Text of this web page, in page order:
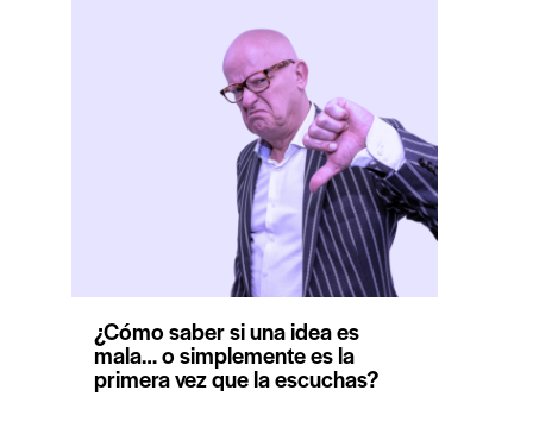
¿Cómo saber si una idea es
mala… o simplemente es la
primera vez que la escuchas?